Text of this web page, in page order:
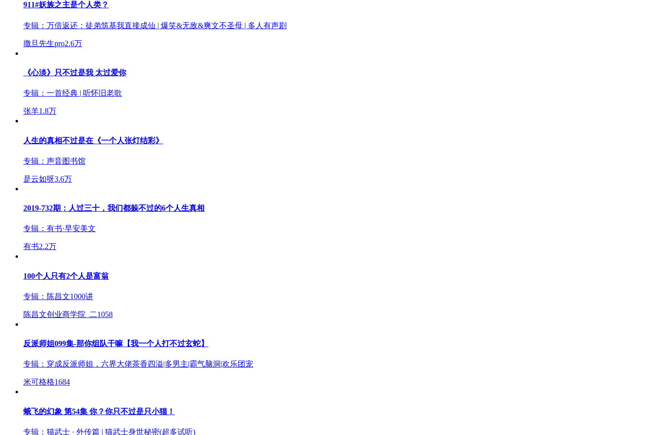
911#妖族之主是个人类？
专辑： 万倍返还：徒弟筑基我直接成仙 | 爆笑&无敌&爽文不圣母 | 多人有声剧
撒旦先生pro2.6万
《心淡》只不过是我 太过爱你
专辑： 一首经典 | 听怀旧老歌
张羊1.8万
人生的真相不过是在《一个人张灯结彩》
专辑： 声音图书馆
是云如呀3.6万
2019-732期：人过三十，我们都躲不过的6个人生真相
专辑： 有书·早安美文
有书2.2万
100个人只有2个人是富翁
专辑： 陈昌文1000讲
陈昌文创业商学院_二1058
反派师姐099集-那你组队干嘛【我一个人打不过玄蛇】
专辑： 穿成反派师姐，六界大佬茶香四溢|多男主|霸气脑洞|欢乐团宠
米可格格1684
蛾飞的幻象 第54集 你？你只不过是只小猫！
专辑： 猫武士 · 外传篇 | 猫武士身世秘密(超多试听)